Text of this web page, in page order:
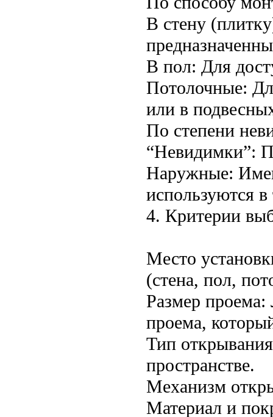
В стену
В пол: Для
Потолочные:
или в
По степени
“Невидимки”:
Наружные:
используются
4. Критерии
Место
(стена, пол,
Размер проема:
проема,
Тип
пространстве.
Механизм
Материал и